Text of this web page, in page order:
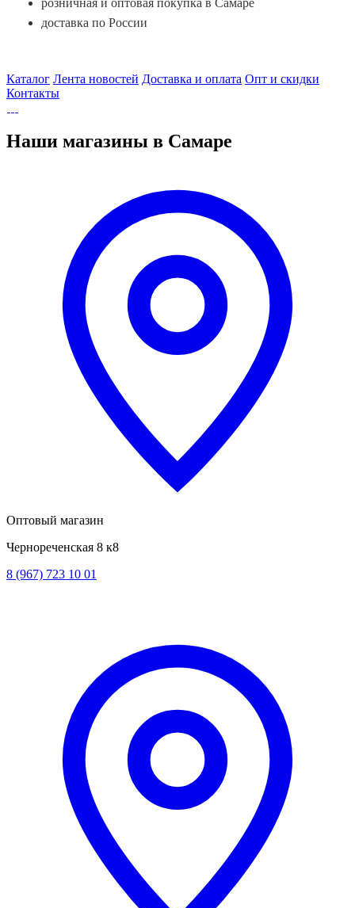
доставка по России
Каталог Лента новостей Доставка и оплата Опт и скидки
Контакты
Наши магазины в Самаре
Оптовый магазин
Чернореченская 8 к8
8 (967) 723 10 01